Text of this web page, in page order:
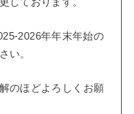
しております。
2026年年末年始の
い。
のほどよろしくお願